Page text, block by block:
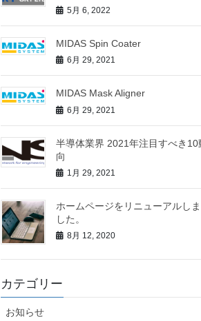
5月 6, 2022
MIDAS Spin Coater
6月 29, 2021
MIDAS Mask Aligner
6月 29, 2021
半導体業界 2021年注目すべき10
向
1月 29, 2021
ホームページをリニューアルしま
した。
8月 12, 2020
カテゴリー
お知らせ